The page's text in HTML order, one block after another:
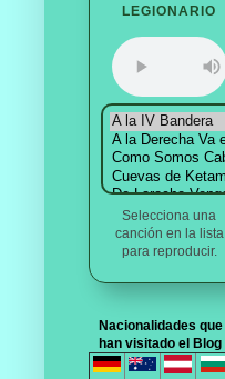
LEGIONARIO
Selecciona una
canción en la lista
para reproducir.
Nacionalidades que
han visitado el Blog